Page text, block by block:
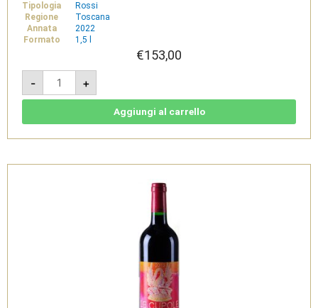
Tipologia
Rossi
Regione
Toscana
Annata
2022
Formato
1,5 l
€153,00
-
Campo
Camagi
2022
Rosso
-
+
Aggiungi al carrello